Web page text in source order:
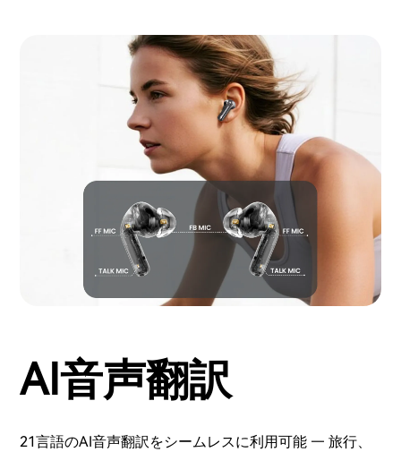
AI音声翻訳
21言語のAI音声翻訳をシームレスに利用可能 — 旅行、